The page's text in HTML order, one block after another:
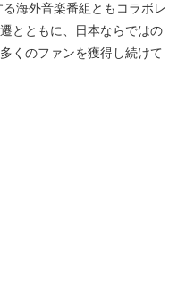
海外音楽番組ともコラボレ
とともに、日本ならではの
くのファンを獲得し続けて